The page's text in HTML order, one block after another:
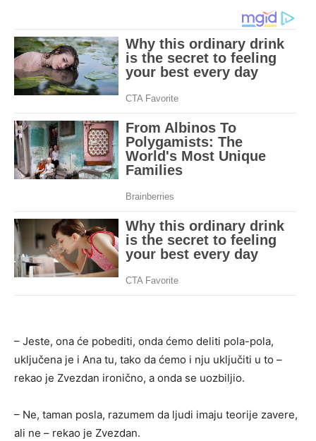
– Jeste, ona će pobediti, onda ćemo deliti pola-pola,
uključena je i Ana tu, tako da ćemo i nju uključiti u to –
rekao je Zvezdan ironično, a onda se uozbiljio.
– Ne, taman posla, razumem da ljudi imaju teorije zavere,
ali ne – rekao je Zvezdan.